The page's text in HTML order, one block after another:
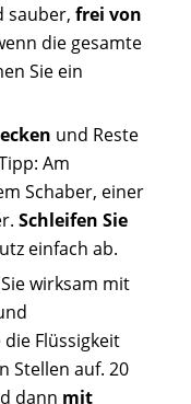
sauber, frei von
die gesamte
Sie ein
und Reste
Am
Schaber, einer
Schleifen Sie
einfach ab.
Sie wirksam mit
Flüssigkeit
Stellen auf. 20
dann mit